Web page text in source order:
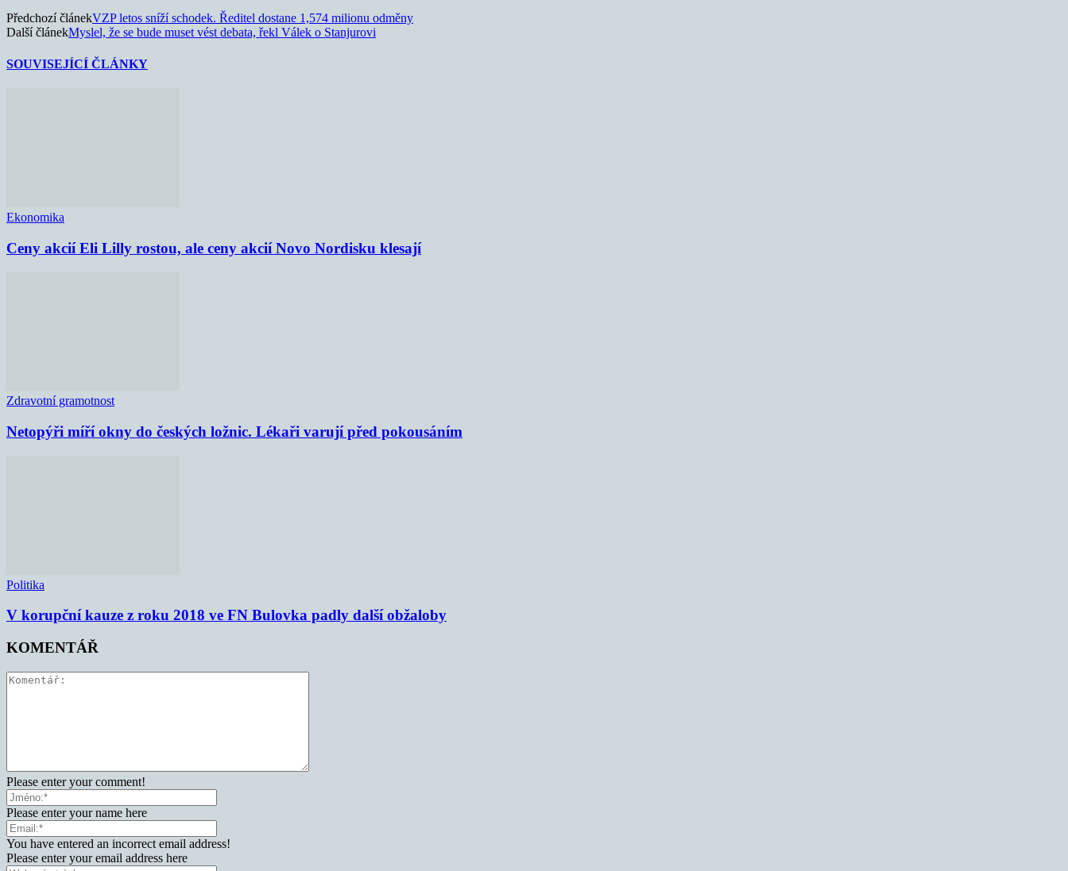
Předchozí článekVZP letos sníží schodek. Ředitel dostane 1,574 milionu odměny
Další článekMyslel, že se bude muset vést debata, řekl Válek o Stanjurovi
SOUVISEJÍCÍ ČLÁNKY
Ekonomika
Ceny akcií Eli Lilly rostou, ale ceny akcií Novo Nordisku klesají
Zdravotní gramotnost
Netopýři míří okny do českých ložnic. Lékaři varují před pokousáním
Politika
V korupční kauze z roku 2018 ve FN Bulovka padly další obžaloby
KOMENTÁŘ
Please enter your comment!
Please enter your name here
You have entered an incorrect email address!
Please enter your email address here